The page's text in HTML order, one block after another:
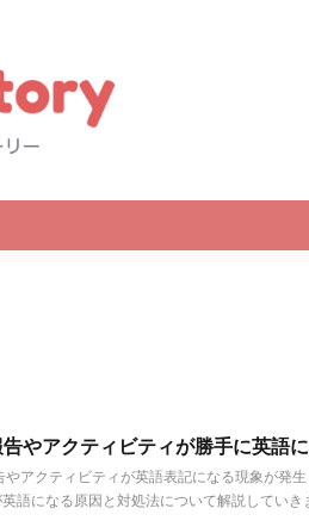
やアクティビティが勝手に英語
アクティビティが英語表記になる現象が発
語になる原因と対処法について解説してい